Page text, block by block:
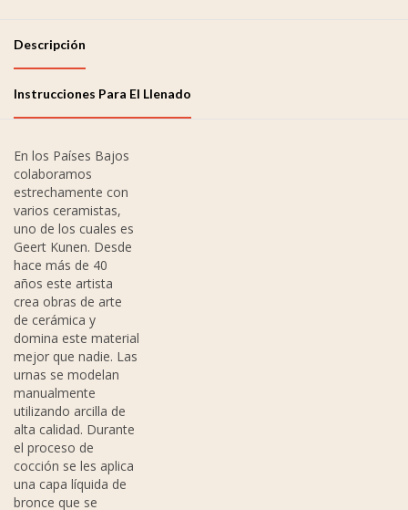
Descripción
Instrucciones Para El Llenado
En los Países Bajos
colaboramos
estrechamente con
varios ceramistas,
uno de los cuales es
Geert Kunen. Desde
hace más de 40
años este artista
crea obras de arte
de cerámica y
domina este material
mejor que nadie. Las
urnas se modelan
manualmente
utilizando arcilla de
alta calidad. Durante
el proceso de
cocción se les aplica
una capa líquida de
bronce que se